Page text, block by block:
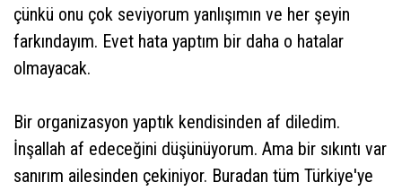
çünkü onu çok seviyorum yanlışımın ve her şeyin
farkındayım. Evet hata yaptım bir daha o hatalar
olmayacak.
Bir organizasyon yaptık kendisinden af diledim.
İnşallah af edeceğini düşünüyorum. Ama bir sıkıntı var
sanırım ailesinden çekiniyor. Buradan tüm Türkiye'ye